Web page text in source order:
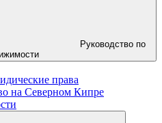
Руководство по
права
на Северном Кипре